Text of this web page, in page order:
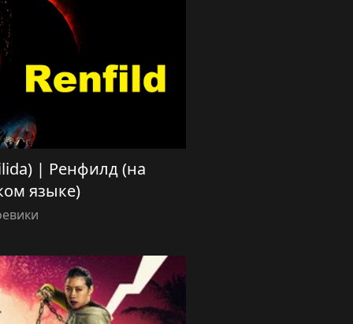
| Ренфилд (на
языке)